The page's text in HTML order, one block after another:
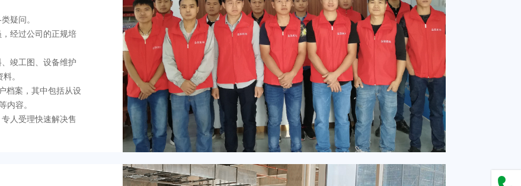
疑问。
经过公司的正规培
竣工图、设备维护
。
档案，其中包括从设
内容。
人受理快速解决售